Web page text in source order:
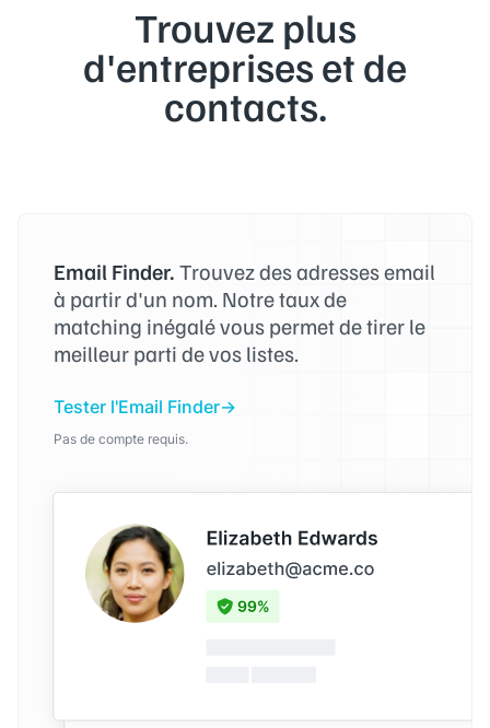
Trouvez plus
d'entreprises et de
contacts.
Email Finder. Trouvez des adresses email
à partir d'un nom. Notre taux de
matching inégalé vous permet de tirer le
meilleur parti de vos listes.
Tester l'Email Finder
Pas de compte requis.